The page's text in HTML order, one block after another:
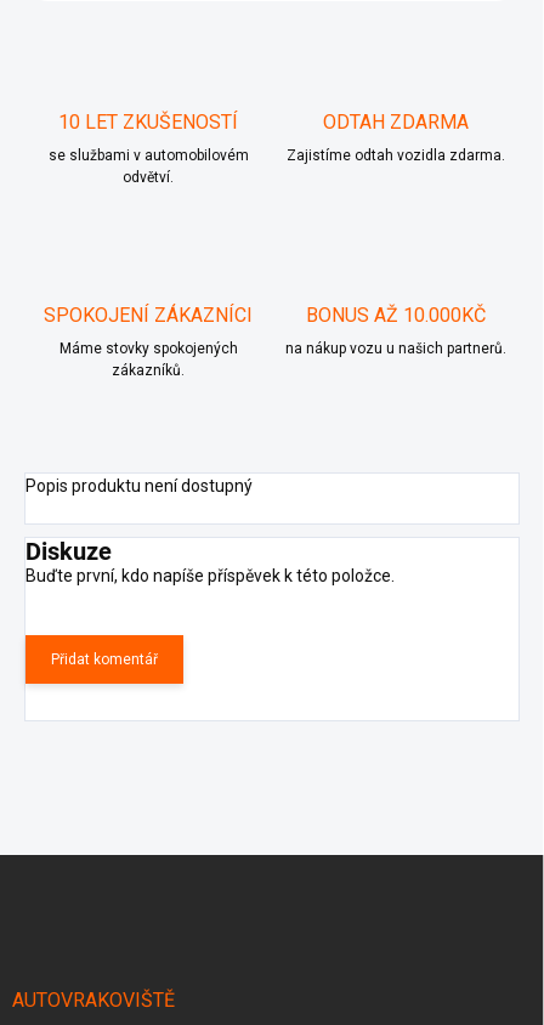
10 LET ZKUŠENOSTÍ
se službami v automobilovém
odvětví.
ODTAH ZDARMA
Zajistíme odtah vozidla zdarma.
SPOKOJENÍ ZÁKAZNÍCI
Máme stovky spokojených
zákazníků.
BONUS AŽ 10.000KČ
na nákup vozu u našich partnerů.
Popis produktu není dostupný
Diskuze
Buďte první, kdo napíše příspěvek k této položce.
Přidat komentář
AUTOVRAKOVIŠTĚ